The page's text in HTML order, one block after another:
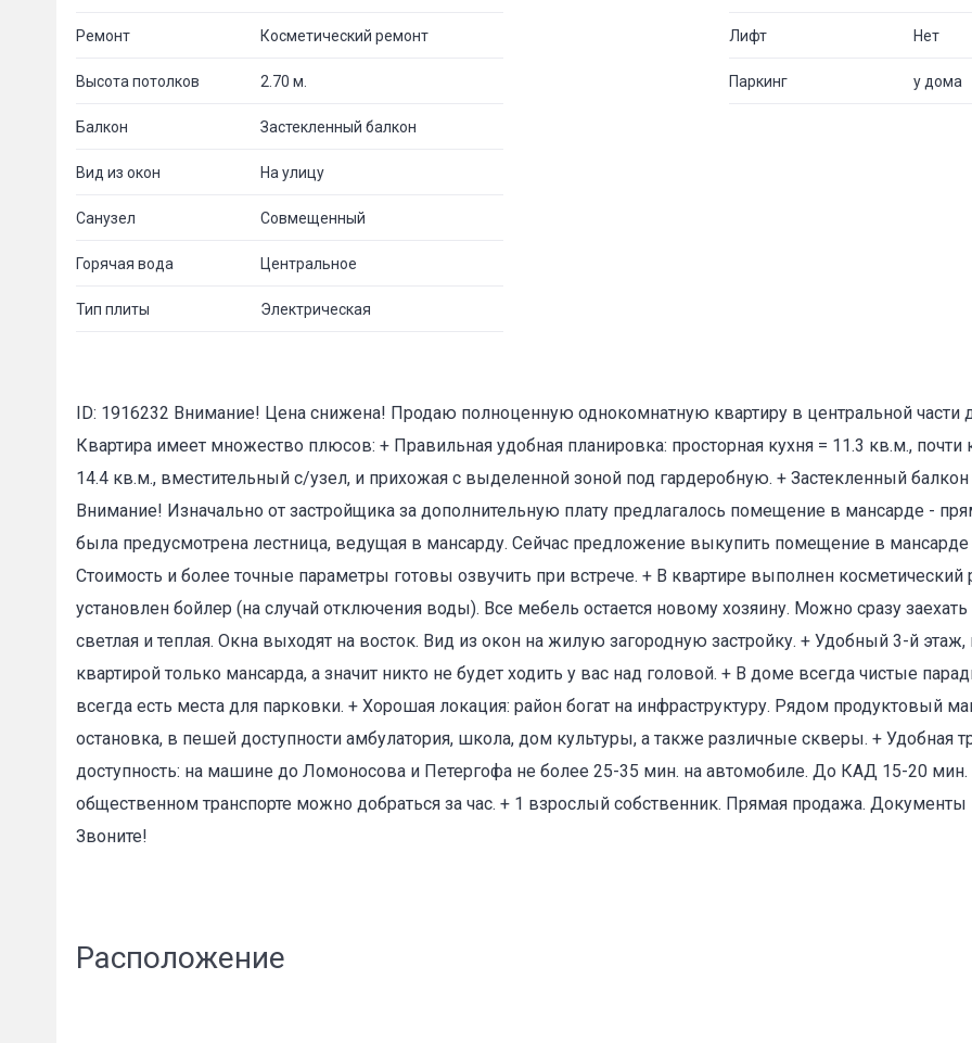
Ремонт Косметический ремонт
Высота потолков 2.70 м.
Балкон Застекленный балкон
Вид из окон На улицу
Санузел Совмещенный
Горячая вода Центральное
Тип плиты Электрическая
Лифт Нет
Паркинг у дома
ID: 1916232 Внимание! Цена снижена! Продаю полноценную однокомнатную квартиру в центральной части
Квартира имеет множество плюсов: + Правильная удобная планировка: просторная кухня = 11.3 кв.м., почти
14.4 кв.м., вместительный с/узел, и прихожая с выделенной зоной под гардеробную. + Застекленный балкон
Внимание! Изначально от застройщика за дополнительную плату предлагалось помещение в мансарде -
была предусмотрена лестница, ведущая в мансарду. Сейчас предложение выкупить помещение в мансарде
Стоимость и более точные параметры готовы озвучить при встрече. + В квартире выполнен косметический
установлен бойлер (на случай отключения воды). Все мебель остается новому хозяину. Можно сразу
светлая и теплая. Окна выходят на восток. Вид из окон на жилую загородную застройку. + Удобный 3-й этаж,
квартирой только мансарда, а значит никто не будет ходить у вас над головой. + В доме всегда чистые
всегда есть места для парковки. + Хорошая локация: район богат на инфраструктуру. Рядом продуктовый
остановка, в пешей доступности амбулатория, школа, дом культуры, а также различные скверы. + Удобная
доступность: на машине до Ломоносова и Петергофа не более 25-35 мин. на автомобиле. До КАД 15-20 мин.
общественном транспорте можно добраться за час. + 1 взрослый собственник. Прямая продажа. Документы
Звоните!
Расположение
Пожаловаться на объявление
Ваше имя